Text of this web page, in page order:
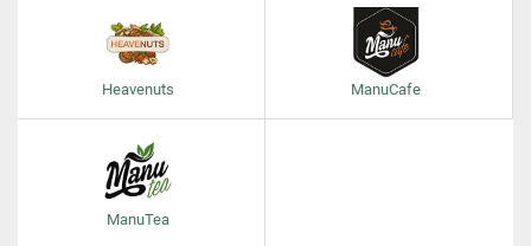
Heavenuts ManuCafe
ManuTea